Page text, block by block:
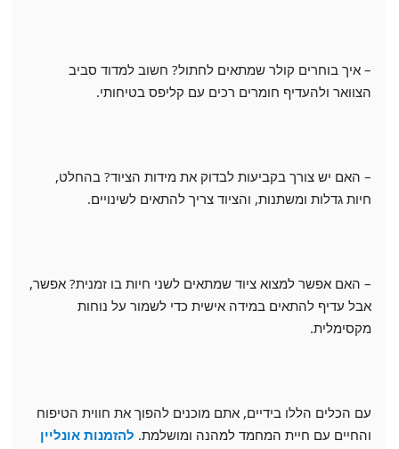
– איך בוחרים קולר שמתאים לחתול? חשוב למדוד סביב
הצוואר ולהעדיף חומרים רכים עם קליפס בטיחותי.
– האם יש צורך בקביעות לבדוק את מידות הציוד? בהחלט,
חיות גדלות ומשתנות, והציוד צריך להתאים לשינויים.
– האם אפשר למצוא ציוד שמתאים לשני חיות בו זמנית? אפשר,
אבל עדיף להתאים במידה אישית כדי לשמור על נוחות
מקסימלית.
עם הכלים הללו בידיים, אתם מוכנים להפוך את חווית הטיפוח
והחיים עם חיית המחמד למהנה ומושלמת. להזמנות אונליין